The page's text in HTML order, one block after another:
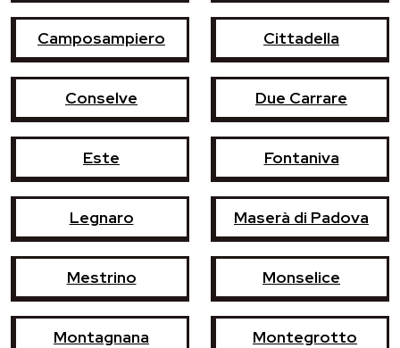
Camposampiero Cittadella
Conselve Due Carrare
Este Fontaniva
Legnaro Maserà di Padova
Mestrino Monselice
Montagnana
Montegrotto